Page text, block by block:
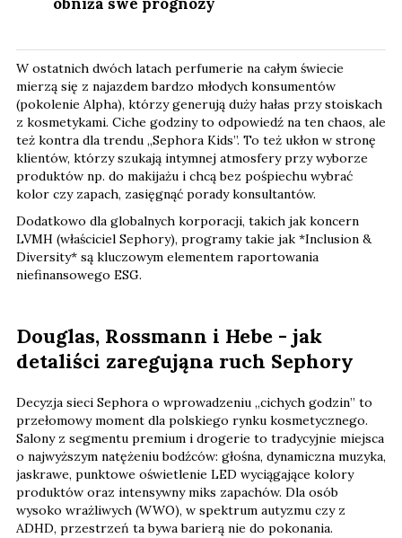
W ostatnich dwóch latach perfumerie na całym świecie
mierzą się z najazdem bardzo młodych konsumentów
(pokolenie Alpha), którzy generują duży hałas przy stoiskach
z kosmetykami. Ciche godziny to odpowiedź na ten chaos, ale
też kontra dla trendu „Sephora Kids”. To też ukłon w stronę
klientów, którzy szukają intymnej atmosfery przy wyborze
produktów np. do makijażu i chcą bez pośpiechu wybrać
kolor czy zapach, zasięgnąć porady konsultantów.
Dodatkowo dla globalnych korporacji, takich jak koncern
LVMH (właściciel Sephory), programy takie jak *Inclusion &
Diversity* są kluczowym elementem raportowania
niefinansowego ESG.
Douglas, Rossmann i Hebe - jak
detaliści zaregująna ruch Sephory
Decyzja sieci Sephora o wprowadzeniu „cichych godzin” to
przełomowy moment dla polskiego rynku kosmetycznego.
Salony z segmentu premium i drogerie to tradycyjnie miejsca
o najwyższym natężeniu bodźców: głośna, dynamiczna muzyka,
jaskrawe, punktowe oświetlenie LED wyciągające kolory
produktów oraz intensywny miks zapachów. Dla osób
wysoko wrażliwych (WWO), w spektrum autyzmu czy z
ADHD, przestrzeń ta bywa barierą nie do pokonania.